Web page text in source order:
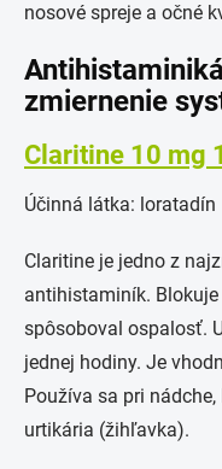
nosové spreje a očné
zmiernenie
Claritine 10 mg
Účinná látka: loratadín
Claritine je jedno z
antihistaminík.
spôsoboval ospalosť.
jednej hodiny. Je
Používa sa pri
urtikária (žihľavka).